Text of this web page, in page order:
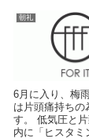
朝礼
6月に入り、梅
は片頭痛持ちの
す。 低気圧と
内に「ヒスタミ